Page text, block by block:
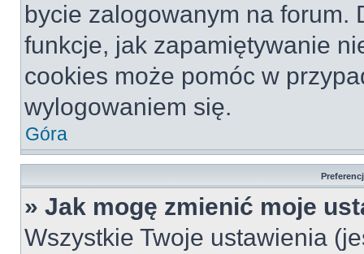
bycie zalogowanym na forum.
funkcje, jak zapamiętywanie
cookies może pomóc w
wylogowaniem się.
Góra
» Jak mogę zmienić moje
Wszystkie Twoje ustawienia